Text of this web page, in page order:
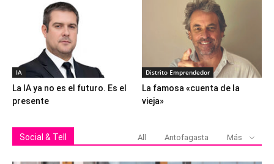
IA
La IA ya no es el futuro. Es el
presente
Distrito Emprendedor
La famosa «cuenta de la
vieja»
Social & Tell All Antofagasta Más